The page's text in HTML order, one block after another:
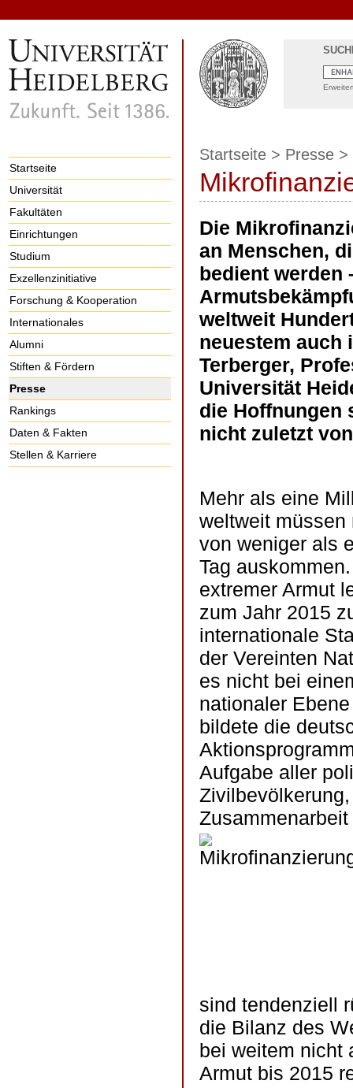
Startseite
Universität
Fakultäten
Einrichtungen
Studium
Exzellenzinitiative
Forschung & Kooperation
Internationales
Alumni
Stiften & Fördern
Presse
Rankings
Daten & Fakten
Stellen & Karriere
Startseite > Presse >
Die
an Menschen,
bedient
weltweit
neuestem auch
Terberger,
Universität
die Hoffnungen
nicht zuletzt
Mehr als eine
weltweit
von weniger als
Tag
extremer Armut
zum Jahr 2015
internationale
der Vereinten
es nicht bei
nationaler
bildete die
Aufgabe aller
sind tendenziell
die Bilanz des
bei weitem nicht
Armut bis 2015